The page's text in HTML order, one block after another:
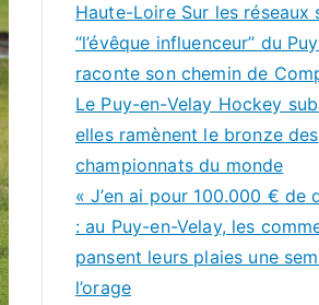
Haute-Loire Sur les réseaux
“l’évêque influenceur” du
raconte son chemin de
Le Puy-en-Velay Hockey
elles ramènent le bronze des
championnats du monde
« J’en ai pour 100.000 € de
: au Puy-en-Velay, les
pansent leurs plaies une
l’orage